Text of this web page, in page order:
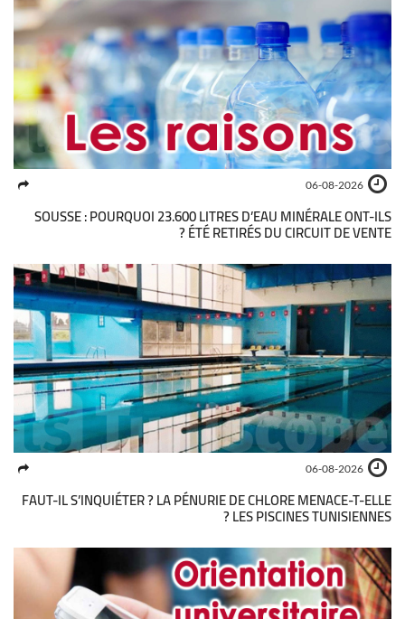
06-08-2026
SOUSSE : POURQUOI 23.600 LITRES D’EAU MINÉRALE ONT-ILS
ÉTÉ RETIRÉS DU CIRCUIT DE VENTE ?
06-08-2026
FAUT-IL S’INQUIÉTER ? LA PÉNURIE DE CHLORE MENACE-T-ELLE
LES PISCINES TUNISIENNES ?